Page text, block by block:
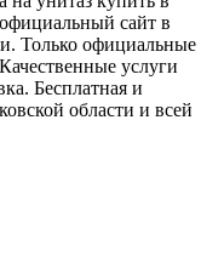
сайт в
Только официальные
услуги
Бесплатная и
области и всей